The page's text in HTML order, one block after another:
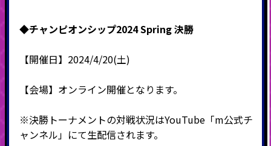
◆チャンピオンシップ2024 Spring 決勝
【開催日】2024/4/20(土)
【会場】オンライン開催となります。
※決勝トーナメントの対戦状況はYouTube「m公式チ
ャンネル」にて生配信されます。